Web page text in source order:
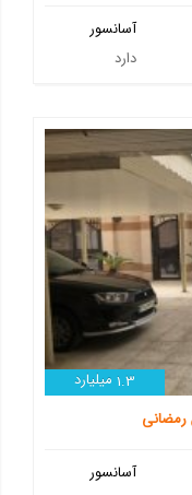
آسانسور
دارد
1.3 میلیارد
آسانسور